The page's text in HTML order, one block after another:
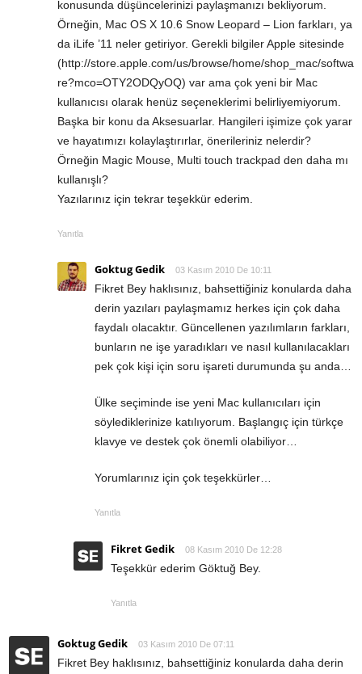
konusunda düşüncelerinizi paylaşmanızı bekliyorum.
Örneğin, Mac OS X 10.6 Snow Leopard – Lion farkları, ya
da iLife ’11 neler getiriyor. Gerekli bilgiler Apple sitesinde
(http://store.apple.com/us/browse/home/shop_mac/softwa
re?mco=OTY2ODQyOQ) var ama çok yeni bir Mac
kullanıcısı olarak henüz seçeneklerimi belirliyemiyorum.
Başka bir konu da Aksesuarlar. Hangileri işimize çok yarar
ve hayatımızı kolaylaştırırlar, önerileriniz nelerdir?
Örneğin Magic Mouse, Multi touch trackpad den daha mı
kullanışlı?
Yazılarınız için tekrar teşekkür ederim.
Yanıtla
Goktug Gedik 03 Kasım 2010 De 10:11
Fikret Bey haklısınız, bahsettiğiniz konularda daha
derin yazıları paylaşmamız herkes için çok daha
faydalı olacaktır. Güncellenen yazılımların farkları,
bunların ne işe yaradıkları ve nasıl kullanılacakları
pek çok kişi için soru işareti durumunda şu anda…
Ülke seçiminde ise yeni Mac kullanıcıları için
söylediklerinize katılıyorum. Başlangıç için türkçe
klavye ve destek çok önemli olabiliyor…
Yorumlarınız için çok teşekkürler…
Yanıtla
Fikret Gedik 08 Kasım 2010 De 12:28
Teşekkür ederim Göktuğ Bey.
Yanıtla
Goktug Gedik 03 Kasım 2010 De 07:11
Fikret Bey haklısınız, bahsettiğiniz konularda daha derin